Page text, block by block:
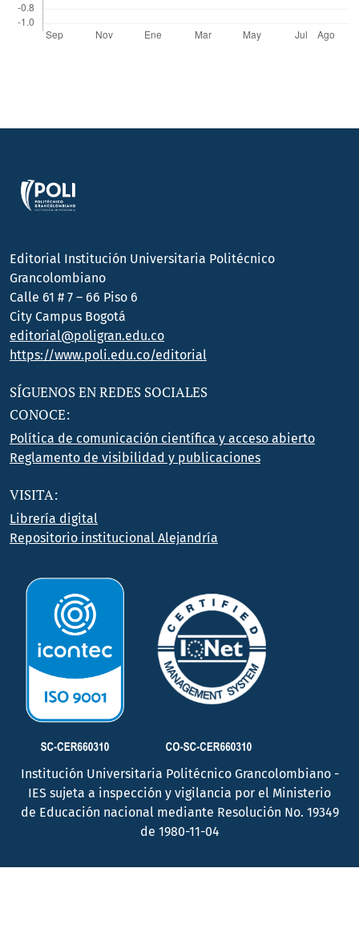
Editorial Institución Universitaria Politécnico
Grancolombiano
Calle 61 # 7 – 66 Piso 6
City Campus Bogotá
editorial@poligran.edu.co
https://www.poli.edu.co/editorial
SÍGUENOS EN REDES SOCIALES
CONOCE:
Política de comunicación científica y acceso abierto
Reglamento de visibilidad y publicaciones
VISITA:
Librería digital
Repositorio institucional Alejandría
Institución Universitaria Politécnico Grancolombiano -
IES sujeta a inspección y vigilancia por el Ministerio
de Educación nacional mediante Resolución No. 19349
de 1980-11-04